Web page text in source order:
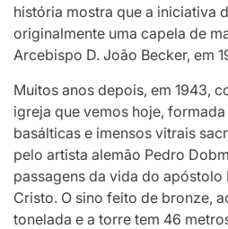
história mostra que a iniciativa
originalmente uma capela de
Arcebispo D. João Becker, em
Muitos anos depois, em 1943,
igreja que vemos hoje,
basálticas e imensos vitrais
pelo artista alemão Pedro
passagens da vida do
Cristo. O sino feito de bronze,
tonelada e a torre tem 46